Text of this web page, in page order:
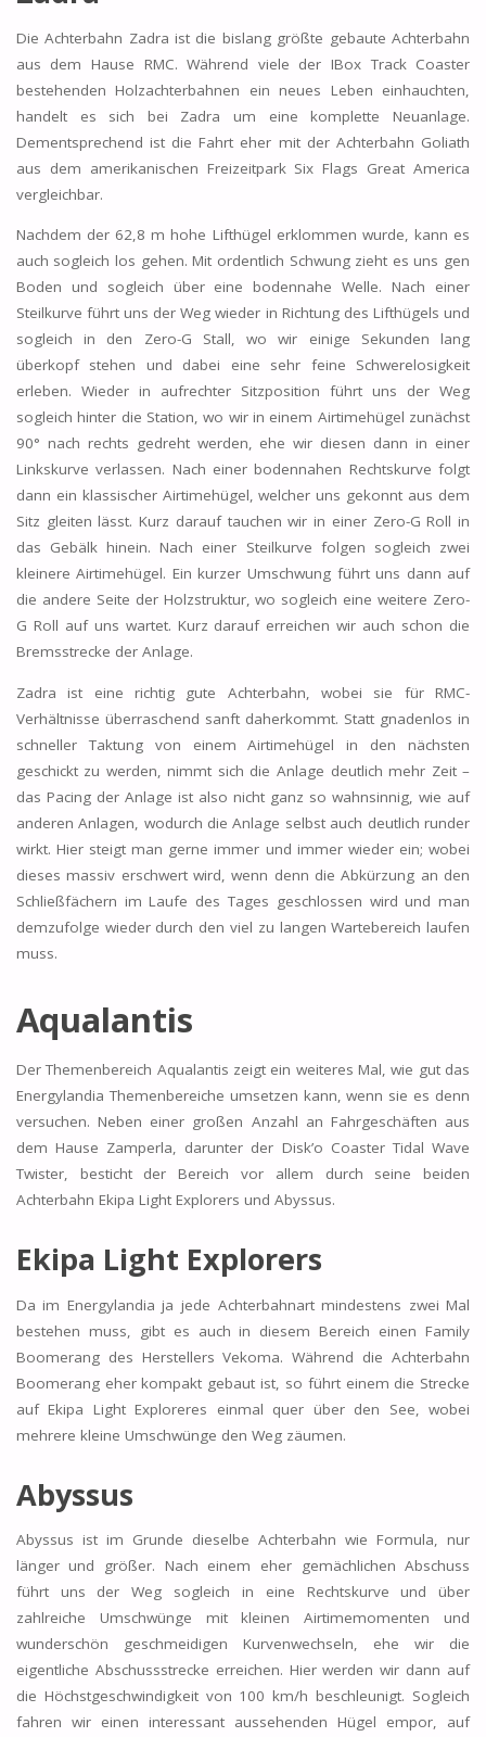
Die Achterbahn Zadra ist die bislang größte gebaute Achterbahn
aus dem Hause RMC. Während viele der IBox Track Coaster
bestehenden Holzachterbahnen ein neues Leben einhauchten,
handelt es sich bei Zadra um eine komplette Neuanlage.
Dementsprechend ist die Fahrt eher mit der Achterbahn Goliath
aus dem amerikanischen Freizeitpark Six Flags Great America
vergleichbar.
Nachdem der 62,8 m hohe Lifthügel erklommen wurde, kann es
auch sogleich los gehen. Mit ordentlich Schwung zieht es uns gen
Boden und sogleich über eine bodennahe Welle. Nach einer
Steilkurve führt uns der Weg wieder in Richtung des Lifthügels und
sogleich in den Zero-G Stall, wo wir einige Sekunden lang
überkopf stehen und dabei eine sehr feine Schwerelosigkeit
erleben. Wieder in aufrechter Sitzposition führt uns der Weg
sogleich hinter die Station, wo wir in einem Airtimehügel zunächst
90° nach rechts gedreht werden, ehe wir diesen dann in einer
Linkskurve verlassen. Nach einer bodennahen Rechtskurve folgt
dann ein klassischer Airtimehügel, welcher uns gekonnt aus dem
Sitz gleiten lässt. Kurz darauf tauchen wir in einer Zero-G Roll in
das Gebälk hinein. Nach einer Steilkurve folgen sogleich zwei
kleinere Airtimehügel. Ein kurzer Umschwung führt uns dann auf
die andere Seite der Holzstruktur, wo sogleich eine weitere Zero-
G Roll auf uns wartet. Kurz darauf erreichen wir auch schon die
Bremsstrecke der Anlage.
Zadra ist eine richtig gute Achterbahn, wobei sie für RMC-
Verhältnisse überraschend sanft daherkommt. Statt gnadenlos in
schneller Taktung von einem Airtimehügel in den nächsten
geschickt zu werden, nimmt sich die Anlage deutlich mehr Zeit –
das Pacing der Anlage ist also nicht ganz so wahnsinnig, wie auf
anderen Anlagen, wodurch die Anlage selbst auch deutlich runder
wirkt. Hier steigt man gerne immer und immer wieder ein; wobei
dieses massiv erschwert wird, wenn denn die Abkürzung an den
Schließfächern im Laufe des Tages geschlossen wird und man
demzufolge wieder durch den viel zu langen Wartebereich laufen
muss.
Aqualantis
Der Themenbereich Aqualantis zeigt ein weiteres Mal, wie gut das
Energylandia Themenbereiche umsetzen kann, wenn sie es denn
versuchen. Neben einer großen Anzahl an Fahrgeschäften aus
dem Hause Zamperla, darunter der Disk’o Coaster Tidal Wave
Twister, besticht der Bereich vor allem durch seine beiden
Achterbahn Ekipa Light Explorers und Abyssus.
Ekipa Light Explorers
Da im Energylandia ja jede Achterbahnart mindestens zwei Mal
bestehen muss, gibt es auch in diesem Bereich einen Family
Boomerang des Herstellers Vekoma. Während die Achterbahn
Boomerang eher kompakt gebaut ist, so führt einem die Strecke
auf Ekipa Light Exploreres einmal quer über den See, wobei
mehrere kleine Umschwünge den Weg zäumen.
Abyssus
Abyssus ist im Grunde dieselbe Achterbahn wie Formula, nur
länger und größer. Nach einem eher gemächlichen Abschuss
führt uns der Weg sogleich in eine Rechtskurve und über
zahlreiche Umschwünge mit kleinen Airtimemomenten und
wunderschön geschmeidigen Kurvenwechseln, ehe wir die
eigentliche Abschussstrecke erreichen. Hier werden wir dann auf
die Höchstgeschwindigkeit von 100 km/h beschleunigt. Sogleich
fahren wir einen interessant aussehenden Hügel empor, auf